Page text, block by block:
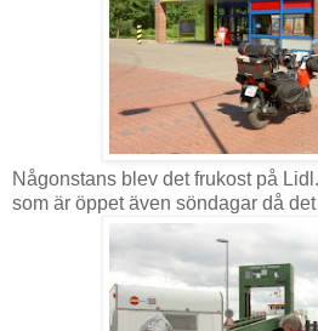
Någonstans blev det frukost på
som är öppet även söndagar då